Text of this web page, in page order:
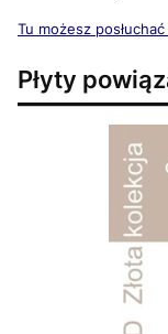
Tu możesz
Płyty